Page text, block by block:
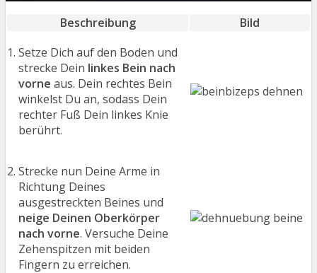
Beschreibung
Bild
Setze Dich auf den Boden und
strecke Dein linkes Bein nach
vorne aus. Dein rechtes Bein
winkelst Du an, sodass Dein
rechter Fuß Dein linkes Knie
berührt.
Strecke nun Deine Arme in
Richtung Deines
ausgestreckten Beines und
neige Deinen Oberkörper
nach vorne. Versuche Deine
Zehenspitzen mit beiden
Fingern zu erreichen.